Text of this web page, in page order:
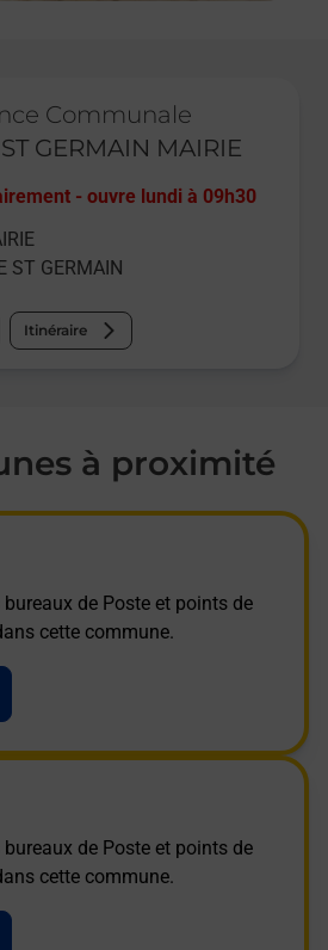
Communale
GERMAIN MAIRIE
- ouvre lundi à 09h30
ST GERMAIN
Itinéraire
à proximité
de Poste et points de
cette commune.
de Poste et points de
cette commune.